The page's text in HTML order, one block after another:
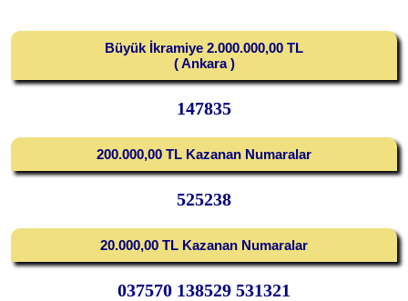
Büyük İkramiye 2.000.000,00 TL
( Ankara )
147835
200.000,00 TL Kazanan Numaralar
525238
20.000,00 TL Kazanan Numaralar
037570 138529 531321